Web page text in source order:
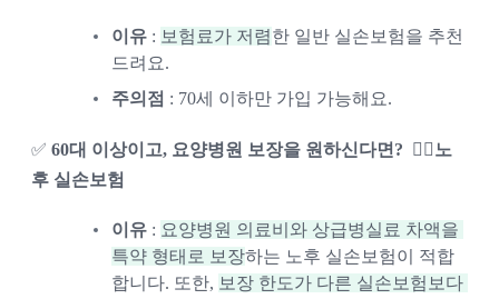
이유 : 보험료가 저렴한 일반 실손보험을 추천
드려요.
주의점 : 70세 이하만 가입 가능해요.
✅ 60대 이상이고, 요양병원 보장을 원하신다면?  👉🏻노
후 실손보험
이유 : 요양병원 의료비와 상급병실료 차액을
특약 형태로 보장하는 노후 실손보험이 적합
합니다. 또한, 보장 한도가 다른 실손보험보다